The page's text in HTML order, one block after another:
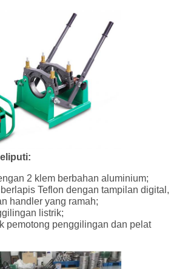
2 klem berbahan aluminium;
Teflon dengan tampilan digital,
handler yang ramah;
listrik;
pemotong penggilingan dan pelat